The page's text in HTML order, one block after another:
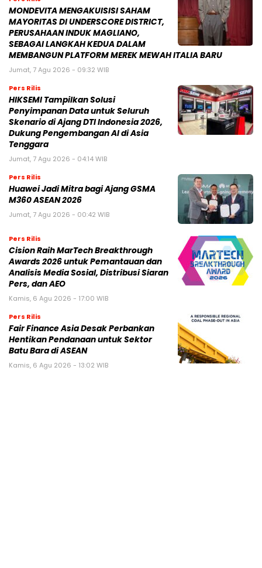
MONDEVITA MENGAKUISISI SAHAM
MAYORITAS DI UNDERSCORE DISTRICT,
PERUSAHAAN INDUK MAGLIANO,
SEBAGAI LANGKAH KEDUA DALAM
MEMBANGUN PLATFORM MEREK MEWAH ITALIA BARU
Jumat, 7 Agu 2026 - 09:32 WIB
Pers Rilis
HIKSEMI Tampilkan Solusi
Penyimpanan Data untuk Seluruh
Skenario di Ajang DTI Indonesia 2026,
Dukung Pengembangan AI di Asia
Tenggara
Jumat, 7 Agu 2026 - 04:14 WIB
Pers Rilis
Huawei Jadi Mitra bagi Ajang GSMA
M360 ASEAN 2026
Jumat, 7 Agu 2026 - 00:42 WIB
Pers Rilis
Cision Raih MarTech Breakthrough
Awards 2026 untuk Pemantauan dan
Analisis Media Sosial, Distribusi Siaran
Pers, dan AEO
Kamis, 6 Agu 2026 - 17:00 WIB
Pers Rilis
Fair Finance Asia Desak Perbankan
Hentikan Pendanaan untuk Sektor
Batu Bara di ASEAN
Kamis, 6 Agu 2026 - 13:02 WIB